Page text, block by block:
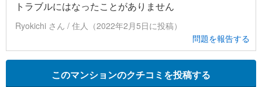
トラブルにはなったことがありません
Ryokichi さん / 住人（2022年2月5日に投稿）
問題を報告する
このマンションのクチコミを投稿する